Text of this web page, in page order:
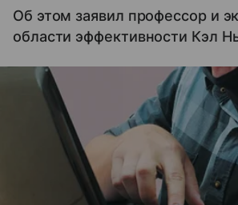
Об этом заявил профессор и
области эффективности Кэл